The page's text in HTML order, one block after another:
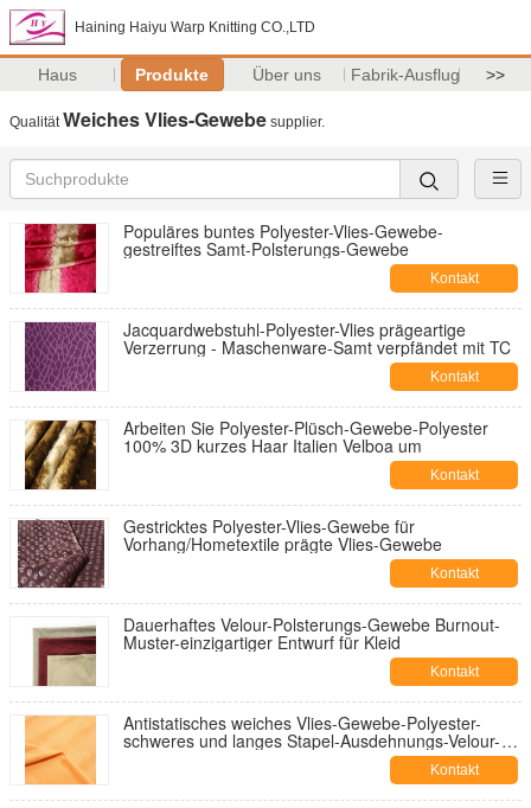
Haining Haiyu Warp Knitting CO.,LTD
Haus Produkte Über uns Fabrik-Ausflug >>
QualitätWeiches Vlies-Gewebe supplier.
Populäres buntes Polyester-Vlies-Gewebe-
gestreiftes Samt-Polsterungs-Gewebe
Kontakt
Jacquardwebstuhl-Polyester-Vlies prägeartige
Verzerrung - Maschenware-Samt verpfändet mit TC
Kontakt
Arbeiten Sie Polyester-Plüsch-Gewebe-Polyester
100% 3D kurzes Haar Italien Velboa um
Kontakt
Gestricktes Polyester-Vlies-Gewebe für
Vorhang/Hometextile prägte Vlies-Gewebe
Kontakt
Dauerhaftes Velour-Polsterungs-Gewebe Burnout-
Muster-einzigartiger Entwurf für Kleid
Kontakt
Antistatisches weiches Vlies-Gewebe-Polyester-
schweres und langes Stapel-Ausdehnungs-Velour-
Kontakt